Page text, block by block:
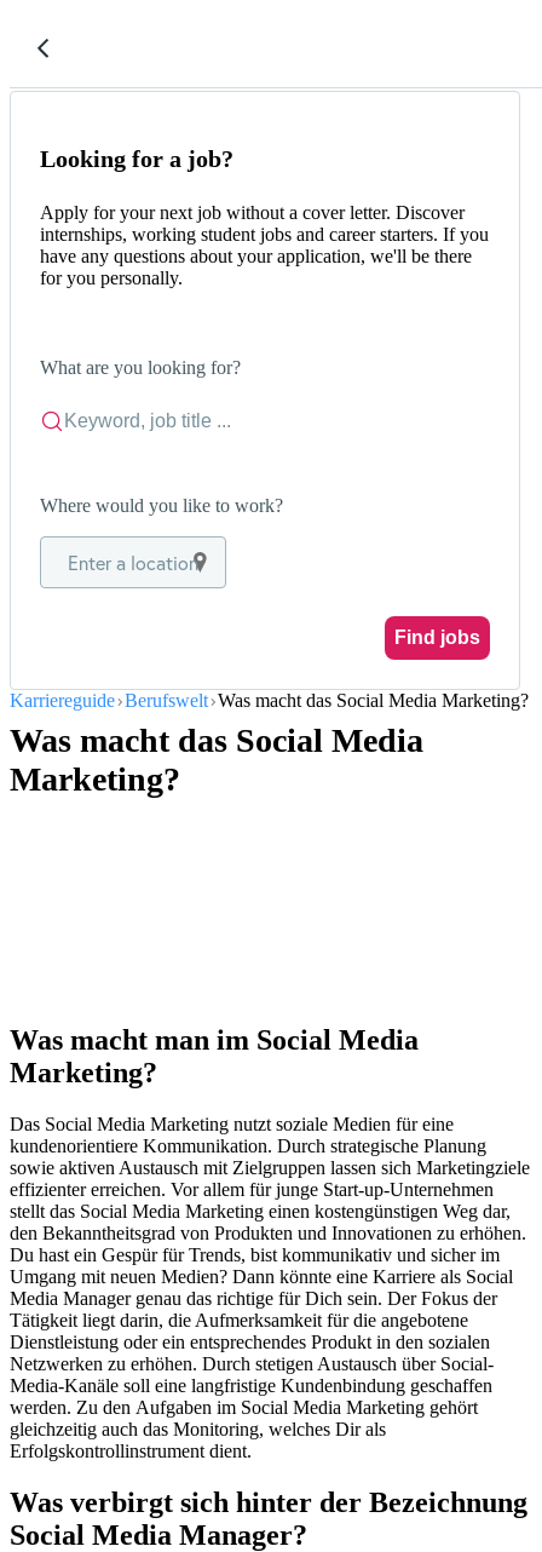
Looking for a job?
Apply for your next job without a cover letter. Discover
internships, working student jobs and career starters. If you
have any questions about your application, we'll be there
for you personally.
What are you looking for?
Where would you like to work?
Enter a location
Find jobs
Karriereguide Berufswelt Was macht das Social Media Marketing?
Was macht das Social Media
Marketing?
Was macht man im Social Media
Marketing?
Das Social Media Marketing nutzt soziale Medien für eine
kundenorientiere Kommunikation. Durch strategische Planung
sowie aktiven Austausch mit Zielgruppen lassen sich Marketingziele
effizienter erreichen. Vor allem für junge Start-up-Unternehmen
stellt das Social Media Marketing einen kostengünstigen Weg dar,
den Bekanntheitsgrad von Produkten und Innovationen zu erhöhen.
Du hast ein Gespür für Trends, bist kommunikativ und sicher im
Umgang mit neuen Medien? Dann könnte eine Karriere als Social
Media Manager genau das richtige für Dich sein. Der Fokus der
Tätigkeit liegt darin, die Aufmerksamkeit für die angebotene
Dienstleistung oder ein entsprechendes Produkt in den sozialen
Netzwerken zu erhöhen. Durch stetigen Austausch über Social-
Media-Kanäle soll eine langfristige Kundenbindung geschaffen
werden. Zu den Aufgaben im Social Media Marketing gehört
gleichzeitig auch das Monitoring, welches Dir als
Erfolgskontrollinstrument dient.
Was verbirgt sich hinter der Bezeichnung
Social Media Manager?